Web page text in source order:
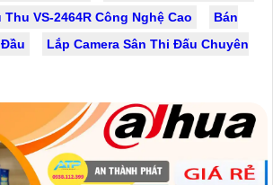
VS-2464R Công Nghệ Cao
Bán
Lắp Camera Sân Thi Đấu Chuyên